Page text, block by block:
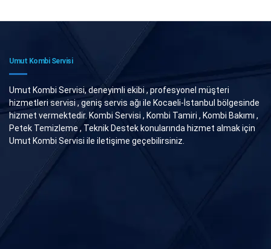
Umut Kombi Servisi
Umut Kombi Servisi, deneyimli ekibi , profesyonel müşteri
hizmetleri servisi , geniş servis ağı ile Kocaeli-İstanbul bölgesinde
hizmet vermektedir. Kombi Servisi , Kombi Tamiri , Kombi Bakımı ,
Petek Temizleme , Teknik Destek konularında hizmet almak için
Umut Kombi Servisi ile iletişime geçebilirsiniz.